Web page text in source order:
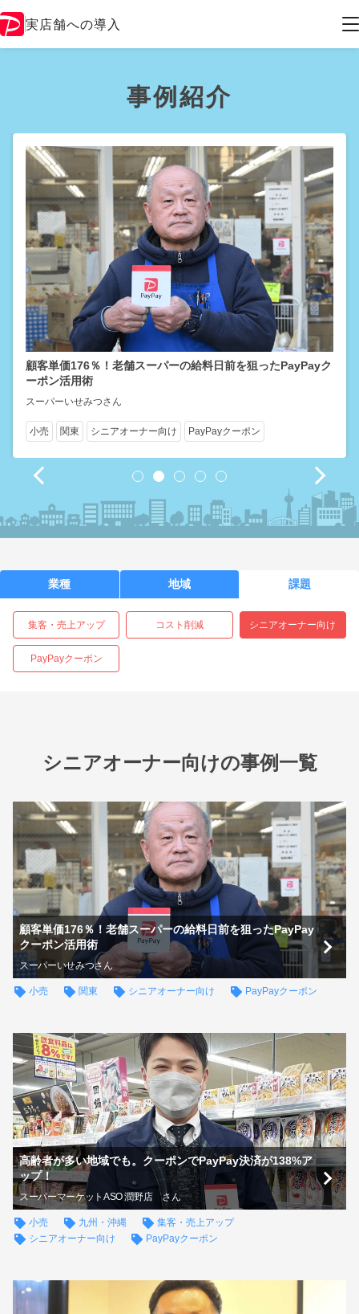
実店舗への導入
事例紹介
顧客単価176％！老舗スーパーの給料日前を狙ったPayPayク
ーポン活用術
スーパーいせみつさん
小売 関東 シニアオーナー向け PayPayクーポン
1 3 4 5
業種 地域 課題
集客・売上アップ コスト削減 シニアオーナー向け
PayPayクーポン
シニアオーナー向けの事例一覧
顧客単価176％！老舗スーパーの給料日前を狙ったPayPay
クーポン活用術
スーパーいせみつさん
小売 関東 シニアオーナー向け PayPayクーポン
高齢者が多い地域でも。クーポンでPayPay決済が138%ア
ップ！
​スーパーマーケットASO 潤野店 ​さん
小売 九州・沖縄
集客・売上アップ
シニアオーナー向け
PayPayクーポン